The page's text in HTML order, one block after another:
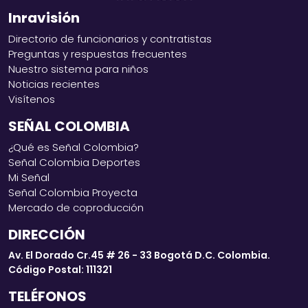
Inravisión
Directorio de funcionarios y contratistas
Preguntas y respuestas frecuentes
Nuestro sistema para niños
Noticias recientes
Visítenos
SEÑAL COLOMBIA
¿Qué es Señal Colombia?
Señal Colombia Deportes
Mi Señal
Señal Colombia Proyecta
Mercado de coproducción
DIRECCIÓN
Av. El Dorado Cr.45 # 26 - 33 Bogotá D.C. Colombia.
Código Postal: 111321
TELÉFONOS